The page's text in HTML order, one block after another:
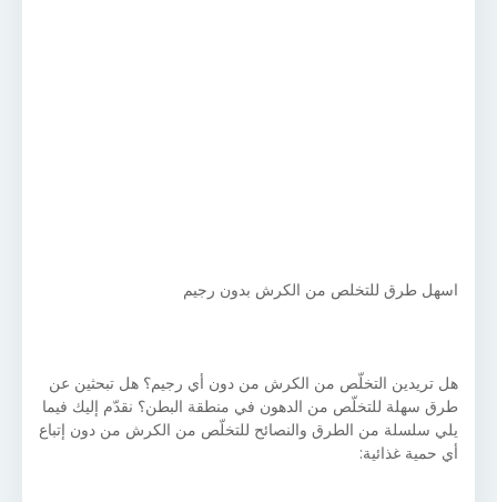
اسهل طرق للتخلص من الكرش بدون رجيم
هل تريدين التخلّص من الكرش من دون أي رجيم؟ هل تبحثين عن
طرق سهلة للتخلّص من الدهون في منطقة البطن؟ نقدّم إليك فيما
يلي سلسلة من الطرق والنصائح للتخلّص من الكرش من دون إتباع
أي حمية غذائية: